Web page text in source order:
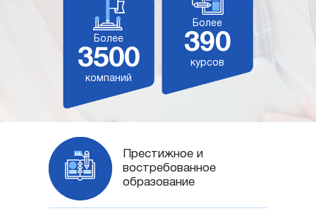
Более
3500
компаний
Более
390
курсов
Престижное и
востребованное
образование